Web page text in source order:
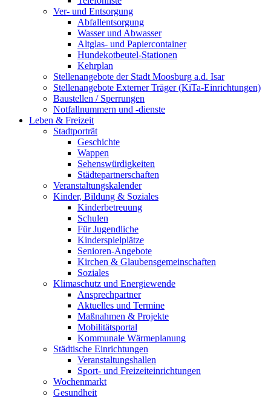
Ver- und Entsorgung
Abfallentsorgung
Wasser und Abwasser
Altglas- und Papiercontainer
Hundekotbeutel-Stationen
Kehrplan
Stellenangebote der Stadt Moosburg a.d. Isar
Stellenangebote Externer Träger (KiTa-Einrichtungen)
Baustellen / Sperrungen
Notfallnummern und -dienste
Leben & Freizeit
Stadtporträt
Geschichte
Wappen
Sehenswürdigkeiten
Städtepartnerschaften
Veranstaltungskalender
Kinder, Bildung & Soziales
Kinderbetreuung
Schulen
Für Jugendliche
Kinderspielplätze
Senioren-Angebote
Kirchen & Glaubensgemeinschaften
Soziales
Klimaschutz und Energiewende
Ansprechpartner
Aktuelles und Termine
Maßnahmen & Projekte
Mobilitätsportal
Kommunale Wärmeplanung
Städtische Einrichtungen
Veranstaltungshallen
Sport- und Freizeiteinrichtungen
Wochenmarkt
Gesundheit